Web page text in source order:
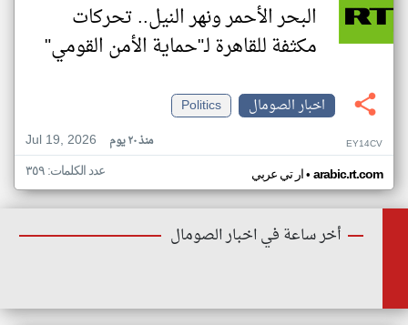
البحر الأحمر ونهر النيل.. تحركات
مكثفة للقاهرة لـ"حماية الأمن القومي"
اخبار الصومال
Politics
Jul 19, 2026
منذ ٢٠ يوم EY14CV
ار تي عربي• arabic.rt.com عدد الكلمات: ٣٥٩
أخر ساعة في اخبار الصومال